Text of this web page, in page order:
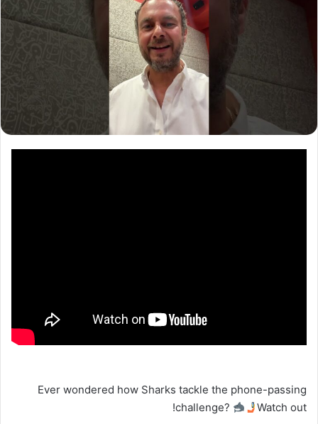
Ever wondered how Sharks tackle the phone-passing
challenge?
Watch out!